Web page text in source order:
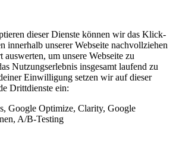
dieser Dienste können wir das Klick-
innerhalb unserer Webseite nachvollziehen
auswerten, um unsere Webseite zu
Nutzungserlebnis insgesamt laufend zu
Einwilligung setzen wir auf dieser
Drittdienste ein:
Google Optimize, Clarity, Google
A/B-Testing